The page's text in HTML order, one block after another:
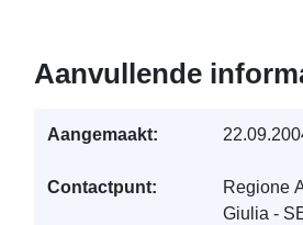
Aanvullende
Aangemaakt:
Contactpunt:
Regione
Giulia -